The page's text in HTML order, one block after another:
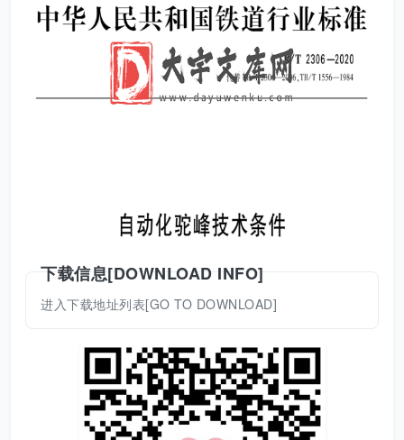
下载信息[DOWNLOAD INFO]
进入下载地址列表[GO TO DOWNLOAD]